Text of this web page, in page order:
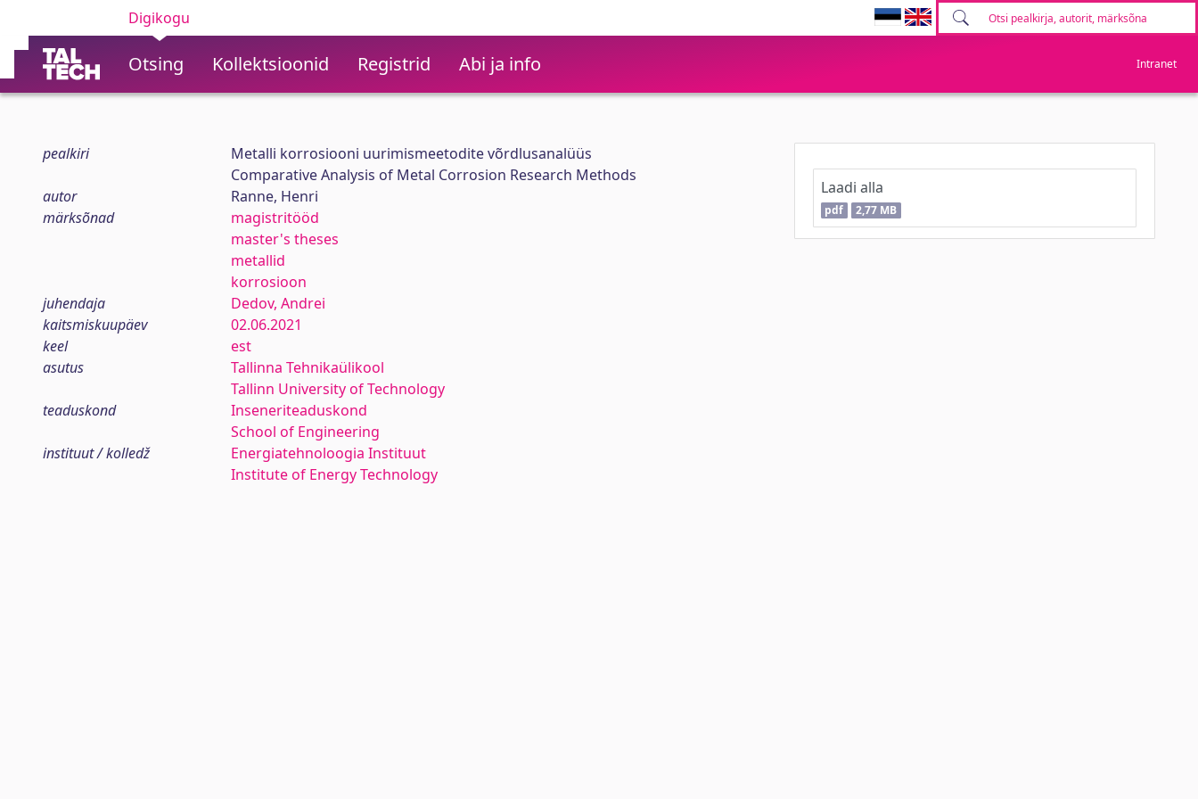
Digikogu
Otsing Kollektsioonid Registrid Abi ja info Intranet
pealkiri
Metalli korrosiooni uurimismeetodite võrdlusanalüüs
Comparative Analysis of Metal Corrosion Research Methods
autor
Ranne, Henri
märksõnad
magistritööd
master's theses
metallid
korrosioon
juhendaja
Dedov, Andrei
kaitsmiskuupäev
02.06.2021
keel
est
asutus
Tallinna Tehnikaülikool
Tallinn University of Technology
teaduskond
Inseneriteaduskond
School of Engineering
instituut / kolledž
Energiatehnoloogia Instituut
Institute of Energy Technology
Laadi alla
pdf 2,77 MB